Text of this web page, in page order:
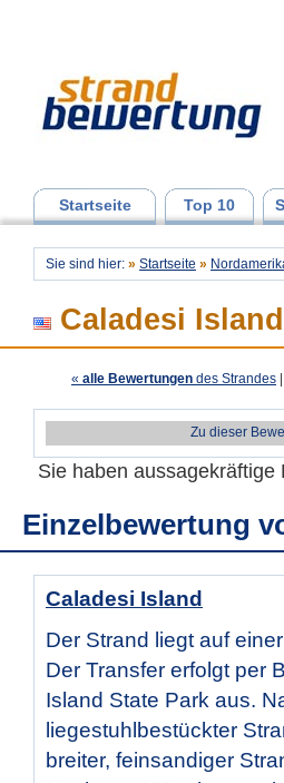
Startseite Top 10
Sie sind hier: » Startseite »
Caladesi Island
« alle Bewertungen des Strandes
Zu dieser
Sie haben
Einzelbewertung
Caladesi Island
Der Strand liegt auf
Der Transfer erfolgt per
Island State Park aus.
liegestuhlbestückter
breiter, feinsandiger